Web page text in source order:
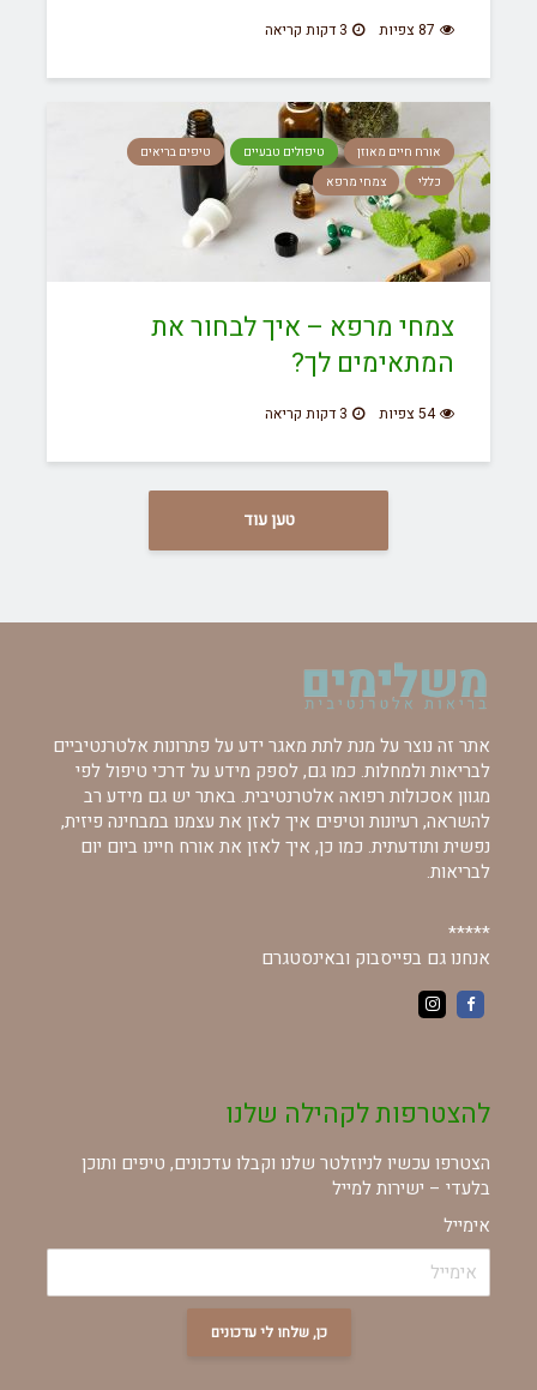
87 צפיות 3 דקות קריאה
אורח חיים מאוזן טיפולים טבעיים
טיפים בריאים
כללי
צמחי מרפא
צמחי מרפא – איך לבחור את
המתאימים לך?
54 צפיות 3 דקות קריאה
טען עוד
אתר זה נוצר על מנת לתת מאגר ידע על פתרונות אלטרנטיביים
לבריאות ולמחלות. כמו גם, לספק מידע על דרכי טיפול לפי
מגוון אסכולות רפואה אלטרנטיבית. באתר יש גם מידע רב
להשראה, רעיונות וטיפים איך לאזן את עצמנו במבחינה פיזית,
נפשית ותודעתית. כמו כן, איך לאזן את אורח חיינו ביום יום
לבריאות.
*****
אנחנו גם בפייסבוק ובאינסטגרם
להצטרפות לקהילה שלנו
הצטרפו עכשיו לניוזלטר שלנו וקבלו עדכונים, טיפים ותוכן
בלעדי – ישירות למייל
אימייל
כן, שלחו לי עדכונים